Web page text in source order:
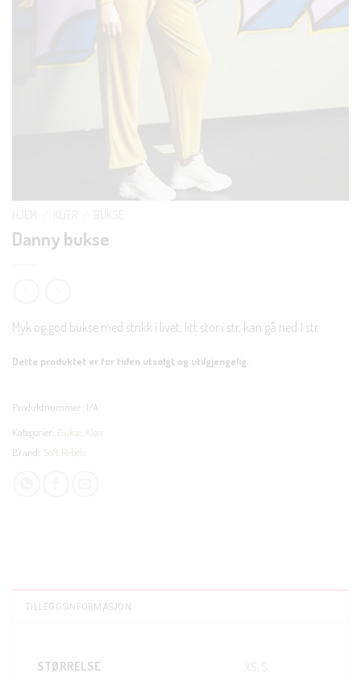
Danny bukse
Myk og god bukse med strikk i livet, litt stor i str, kan gå ned 1 str.
Dette produktet er for tiden utsolgt og utilgjengelig.
Produktnummer: I/A
Kategorier: Bukse Klær
Brand: Soft Rebels
TILLEGGSINFORMASJON
STØRRELSE